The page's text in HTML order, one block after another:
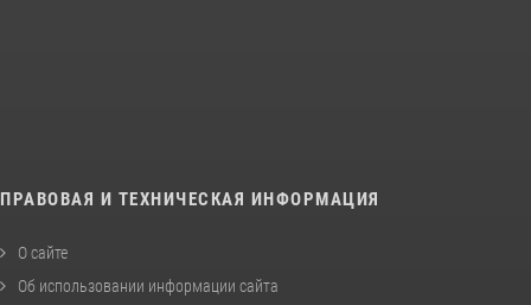
ПРАВОВАЯ И ТЕХНИЧЕСКАЯ ИНФОРМАЦИЯ
О сайте
Об использовании информации сайта